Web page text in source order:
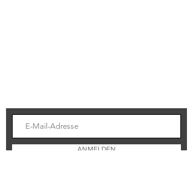
ANMELDEN